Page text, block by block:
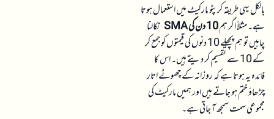
بالکل یہی طریقہ کرپٹو مارکیٹ میں استعمال ہوتا
ہے۔ مثلاً اگر ہم10 دن کی SMA
نکالنا
چاہیں تو ہم پچھلے 10 دنوں کی قیمتوں کو جمع کر
کے 10 سے تقسیم کر دیتے ہیں۔ اس کا
فائدہ یہ ہوتا ہے کہ روزانہ کے چھوٹے اتار
چڑھاؤ ختم ہو جاتے ہیں اور ہمیں مارکیٹ کی
مجموعی سمت سمجھ آ جاتی ہے۔